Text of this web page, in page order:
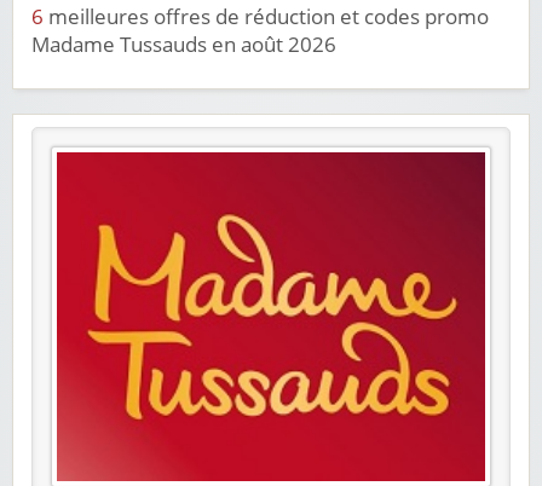
6 meilleures offres de réduction et codes promo
Madame Tussauds en août 2026